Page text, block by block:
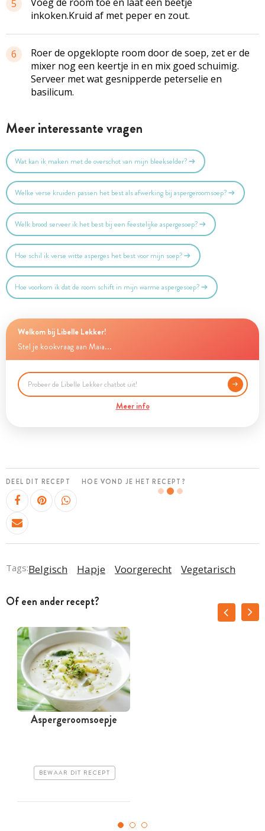
5
inkoken.Kruid af met peper en zout.
6
Roer de opgeklopte room door de soep, zet er de
mixer nog een keertje in en mix goed schuimig.
Serveer met wat gesnipperde peterselie en
basilicum.
Meer interessante vragen
Wat kan ik maken met de overschot van mijn bleekselder?
Welke verse kruiden passen het best als afwerking bij aspergeroomsoep?
Welk brood serveer ik het best bij een feestelijke aspergesoep?
Hoe schil ik verse witte asperges het best voor mijn soep?
Hoe voorkom ik dat de room schift in mijn warme aspergesoep?
Welkom bij Libelle Lekker!
Stel je kookvraag aan Maia...
Meer info
DEEL DIT RECEPT HOE VOND JE HET RECEPT?
Tags:Belgisch Hapje Voorgerecht Vegetarisch
Of een ander recept?
Aspergeroomsoepje
BEWAAR DIT RECEPT